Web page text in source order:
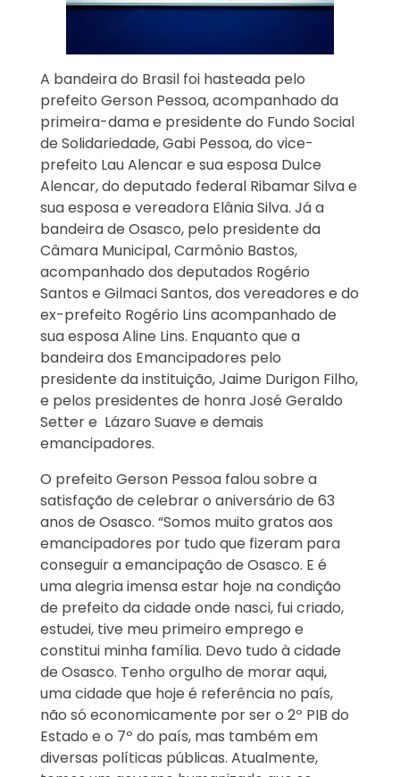
A bandeira do Brasil foi hasteada pelo
prefeito Gerson Pessoa, acompanhado da
primeira-dama e presidente do Fundo Social
de Solidariedade, Gabi Pessoa, do vice-
prefeito Lau Alencar e sua esposa Dulce
Alencar, do deputado federal Ribamar Silva e
sua esposa e vereadora Elânia Silva. Já a
bandeira de Osasco, pelo presidente da
Câmara Municipal, Carmônio Bastos,
acompanhado dos deputados Rogério
Santos e Gilmaci Santos, dos vereadores e do
ex-prefeito Rogério Lins acompanhado de
sua esposa Aline Lins. Enquanto que a
bandeira dos Emancipadores pelo
presidente da instituição, Jaime Durigon Filho,
e pelos presidentes de honra José Geraldo
Setter e Lázaro Suave e demais
emancipadores.
O prefeito Gerson Pessoa falou sobre a
satisfação de celebrar o aniversário de 63
anos de Osasco. “Somos muito gratos aos
emancipadores por tudo que fizeram para
conseguir a emancipação de Osasco. E é
uma alegria imensa estar hoje na condição
de prefeito da cidade onde nasci, fui criado,
estudei, tive meu primeiro emprego e
constitui minha família. Devo tudo à cidade
de Osasco. Tenho orgulho de morar aqui,
uma cidade que hoje é referência no país,
não só economicamente por ser o 2º PIB do
Estado e o 7º do país, mas também em
diversas políticas públicas. Atualmente,